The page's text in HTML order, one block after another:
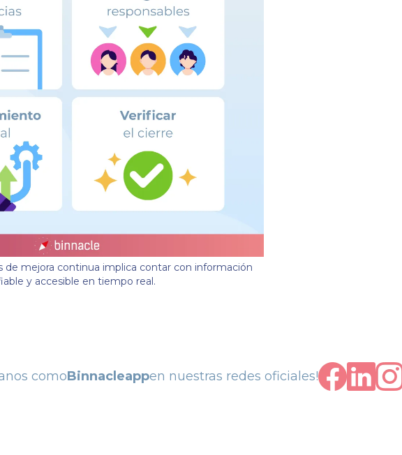
mejora continua implica contar con información
y accesible en tiempo real.
comoBinnacleappen nuestras redes oficiales!